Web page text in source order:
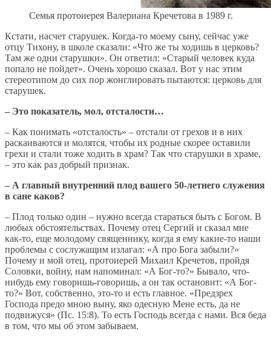
Семья протоиерея Валериана Кречетова в 1989 г.
Кстати, насчет старушек. Когда-то моему сыну, сейчас уже
отцу Тихону, в школе сказали: «Что же ты ходишь в церковь?
Там же одни старушки». Он ответил: «Старый человек куда
попало не пойдет». Очень хорошо сказал. Вот у нас этим
стереотипом до сих пор жонглировать пытаются: церковь для
старушек.
– Это показатель, мол, отсталости…
– Как понимать «отсталость» – отстали от грехов и в них
раскаиваются и молятся, чтобы их родные скорее оставили
грехи и стали тоже ходить в храм? Так что старушки в храме,
– это как раз добрый признак.
– А главный внутренний плод вашего 50-летнего служения
в сане каков?
– Плод только один – нужно всегда стараться быть с Богом. В
любых обстоятельствах. Почему отец Сергий и сказал мне
как-то, еще молодому священнику, когда я ему какие-то наши
проблемы с сослужащим излагал: «А про Бога забыли?»
Почему и мой отец, протоиерей Михаил Кречетов, пройдя
Соловки, войну, нам напоминал: «А Бог-то?» Бывало, что-
нибудь ему говоришь-говоришь, а он так остановит: «А Бог-
то?» Вот, собственно, это-то и есть главное. «Предзрех
Господа предо мною выну, яко одесную Мене есть, да не
подвижуся» (Пс. 15:8). То есть Господь всегда с нами. Вся беда
в том, что мы об этом забываем.